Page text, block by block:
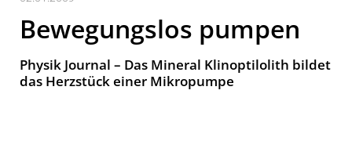
Bewegungslos pumpen
Physik Journal – Das Mineral Klinoptilolith bildet
das Herzstück einer Mikropumpe